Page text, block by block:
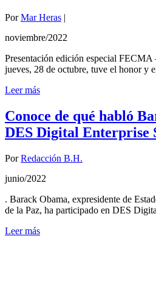
PorMar Heras |
noviembre/2022
Presentación edición especial
jueves, 28 de octubre, tuve el honor y
Leer más
Conoce de qué habló
DES Digital Enterprise
PorRedacción B.H.
junio/2022
. Barack Obama, expresidente de
de la Paz, ha participado en DES
Leer más